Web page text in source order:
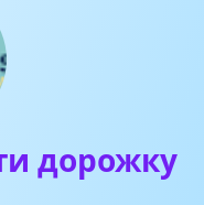
дорожку